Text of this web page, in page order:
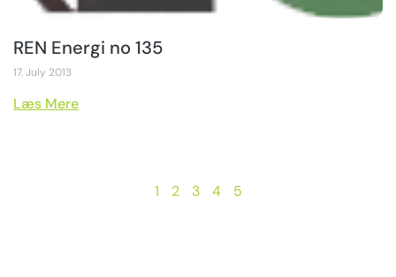
REN Energi no 135
17. July 2013
Læs Mere
1 2 3 4 5